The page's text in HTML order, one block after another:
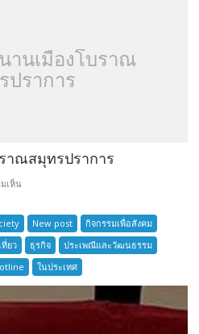
านเมืองโบราณ
ปราการ
าณสมุทรปราการ
เห็น
เล่า
ตำนาน
เมือง
โบราณ
สมุทรปราการ
New post
กิจกรรมเพื่อสังคม
ที่ยว ธุรกิจ
ประเพณีและวัฒนธรรม
ในประเทศ